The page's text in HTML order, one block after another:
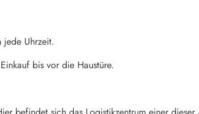
jede Uhrzeit.
bis vor die Haustüre.